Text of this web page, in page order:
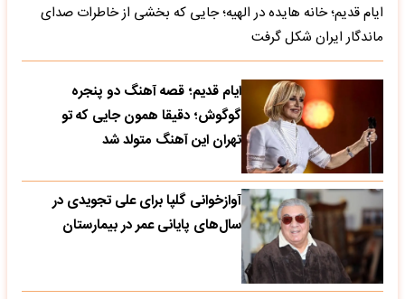
ایام قدیم؛ خانه هایده در الهیه؛ جایی که بخشی از خاطرات صدای
ماندگار ایران شکل گرفت
ایام قدیم؛ قصه آهنگ دو پنجره
گوگوش؛ دقیقا همون جایی که تو
تهران این آهنگ متولد شد
آوازخوانی گلپا برای علی تجویدی در
سال‌های پایانی عمر در بیمارستان